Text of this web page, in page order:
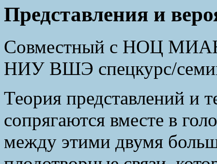
Представления и
Совместный с НОЦ МИАН
НИУ ВШЭ спецкурс/
Теория представлений и
сопрягаются вместе в
между этими двумя